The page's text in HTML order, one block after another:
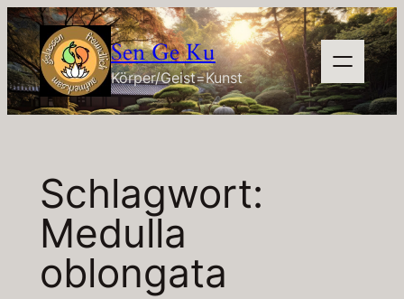
Zum
Inhalt
springen
Sen Ge Ku
Körper/Geist=Kunst
Schlagwort:
Medulla
oblongata